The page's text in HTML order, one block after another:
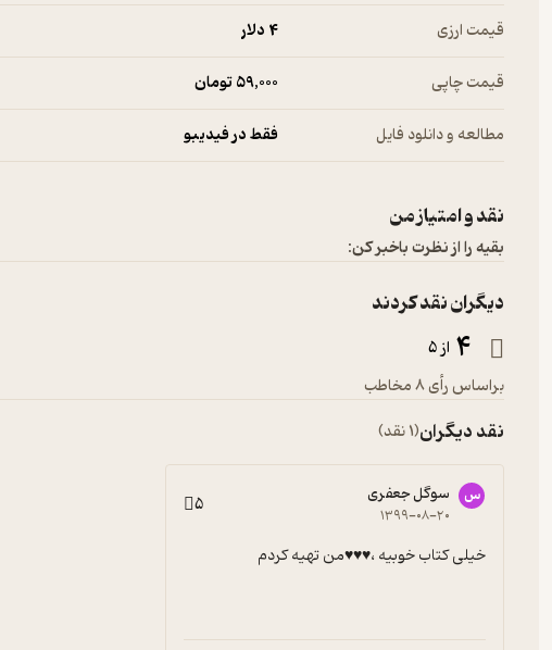
قیمت ارزی 4 دلار
قیمت چاپی 59,000 تومان
مطالعه و دانلود فایل فقط در فیدیبو
نقد و امتیاز من
بقیه را از نظرت باخبر کن:
دیگران نقد کردند
4 از 5
براساس رأی 8 مخاطب
نقد دیگران(1 نقد)
س سوگل جعفری
۱۳۹۹-۰۸-۲۰ 5
خیلی کتاب خوبیه ،♥️♥️♥️من تهیه کردم